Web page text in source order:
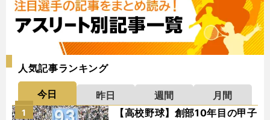
人気記事ランキング
今日 昨日 週間
月間
【高校野球】創部10年目の甲子
1